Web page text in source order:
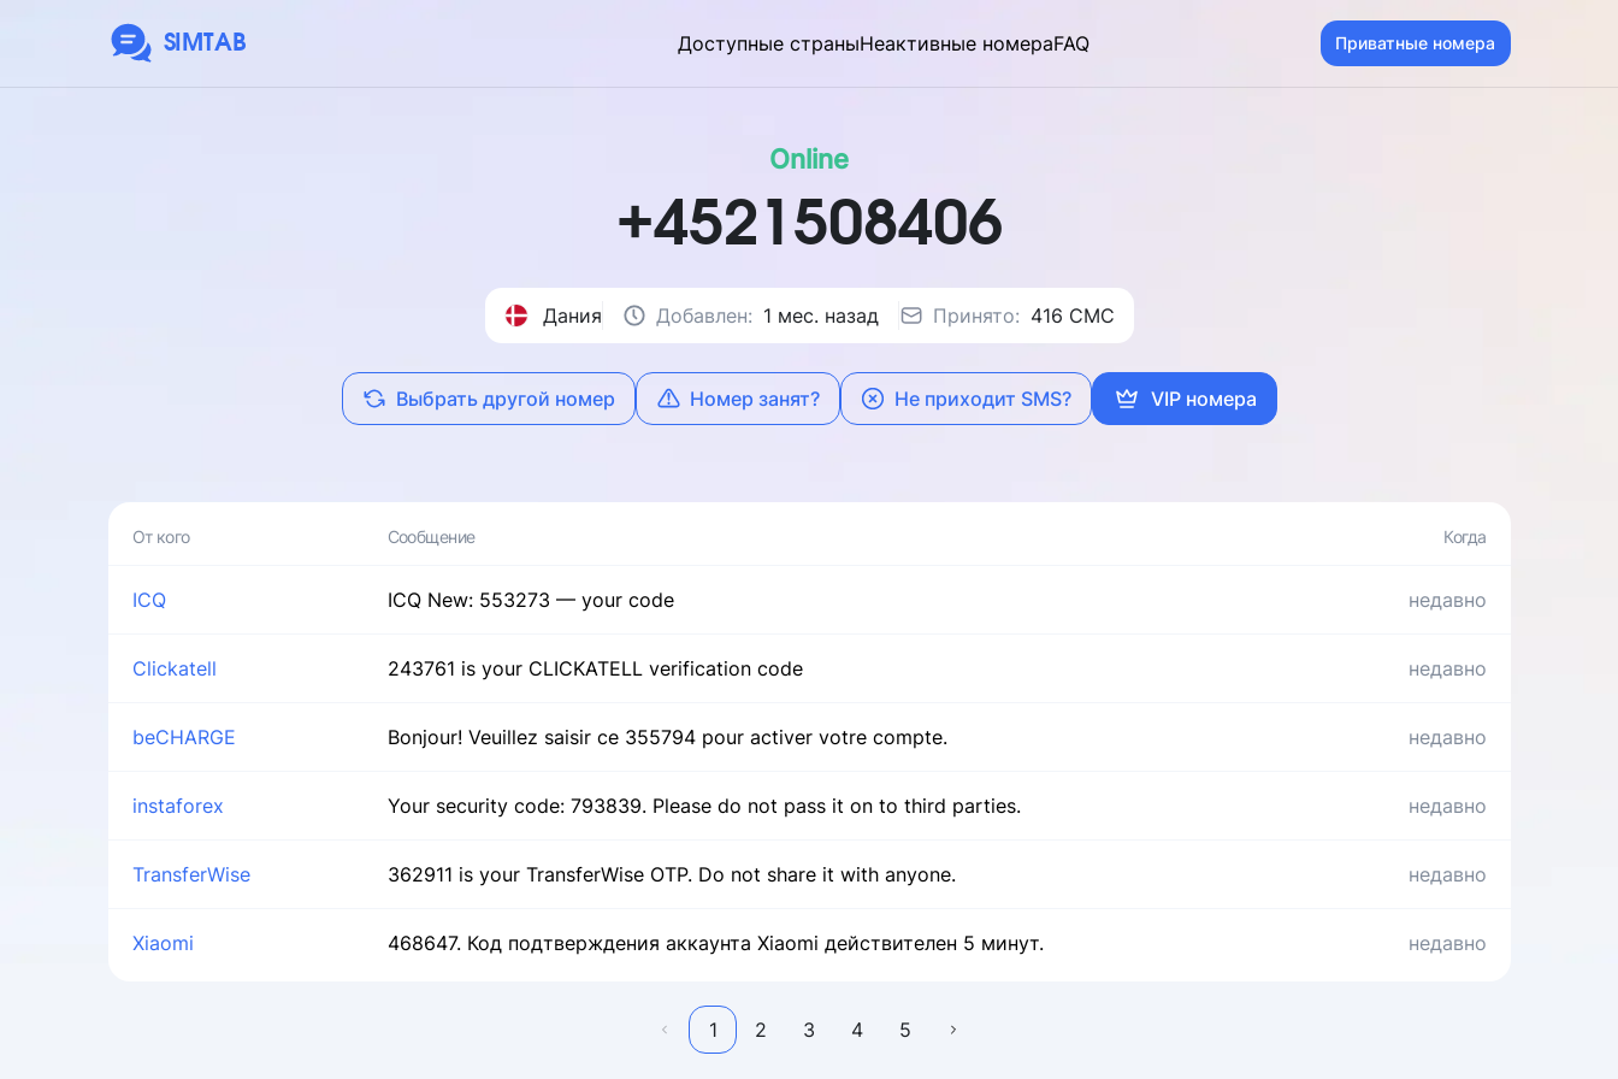
SIMTAB Доступные страныНеактивные номераFAQ Приватные номера
Online
+4521508406
Дания Добавлен: 1 мес. назад Принято: 416 CMC
Выбрать другой номер Номер занят? Не приходит SMS? VIP номера
ICQ недавно
ICQ New: 553273 — your code
Clickatell недавно
243761 is your CLICKATELL verification code
beCHARGE недавно
Bonjour! Veuillez saisir ce 355794 pour activer votre compte.
instaforex недавно
Your security code: 793839. Please do not pass it on to third parties.
TransferWise недавно
362911 is your TransferWise OTP. Do not share it with anyone.
Xiaomi недавно
468647. Код подтверждения аккаунта Xiaomi дейcтвителен 5 минут.
1 2 3 4 5